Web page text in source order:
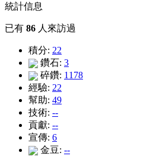
統計信息
已有 86 人來訪過
積分: 22
鑽石: 3
碎鑽: 1178
經驗: 22
幫助: 49
技術: --
貢獻: --
宣傳: 6
金豆: --